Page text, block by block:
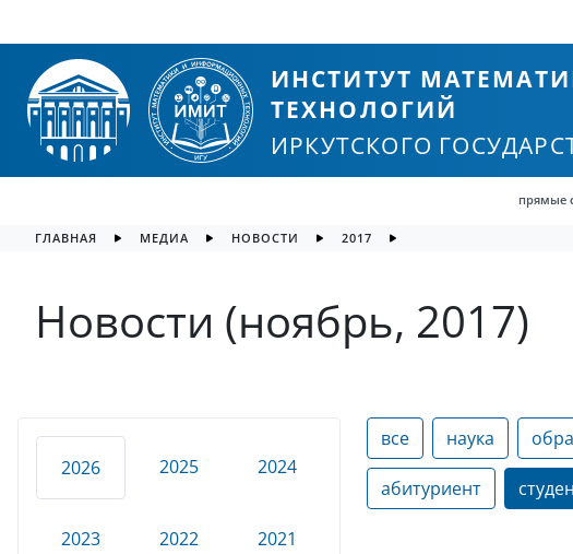
ИНСТИТУТ
ТЕХНОЛОГИЙ
ИРКУТСКОГО
прямые
ГЛАВНАЯ МЕДИА НОВОСТИ 2017
Новости (ноябрь, 2017)
2026 2025 2024
2023 2022 2021
все наука
абитуриент